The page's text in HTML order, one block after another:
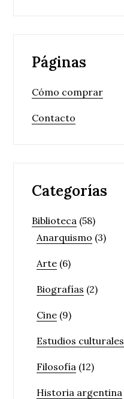
Páginas
Cómo comprar
Contacto
Categorías
Biblioteca (58)
Anarquismo (3)
Arte (6)
Biografías (2)
Cine (9)
Estudios culturales
Filosofía (12)
Historia argentina